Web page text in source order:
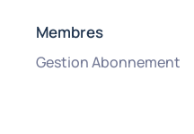
Membres
Gestion Abonnement